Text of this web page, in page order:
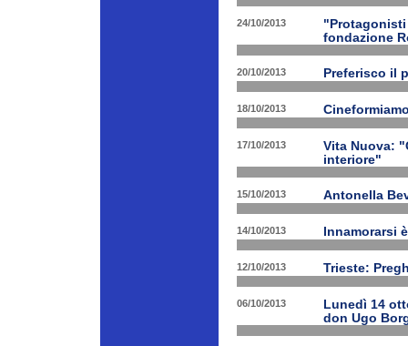
24/10/2013
fondazione
20/10/2013 Preferisco il
18/10/2013
17/10/2013
Vita Nuova:
interiore"
15/10/2013 Antonella
14/10/2013 Innamorarsi
12/10/2013 Trieste:
06/10/2013
Lunedì 14
don Ugo